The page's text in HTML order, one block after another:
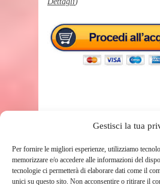
Gestisci la tua
Per fornire le migliori esperienze, utilizziamo
memorizzare e/o accedere alle informazioni del
tecnologie ci permetterà di elaborare dati come il
unici su questo sito. Non acconsentire o ritirare il